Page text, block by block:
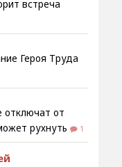
встреча
Героя Труда
отключат от
рухнуть
1